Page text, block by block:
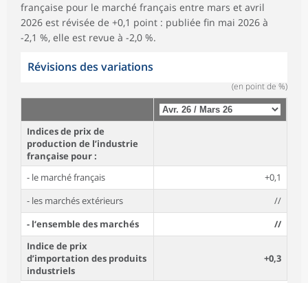
française pour le marché français entre mars et avril
2026 est révisée de +0,1 point : publiée fin mai 2026 à
-2,1 %, elle est revue à -2,0 %.
Révisions des variations
(en point de %)
Indices de prix de
production de l’industrie
française pour :
- le marché français
+0,1
- les marchés extérieurs
//
- l‘ensemble des marchés
//
Indice de prix
d’importation des produits
industriels
+0,3